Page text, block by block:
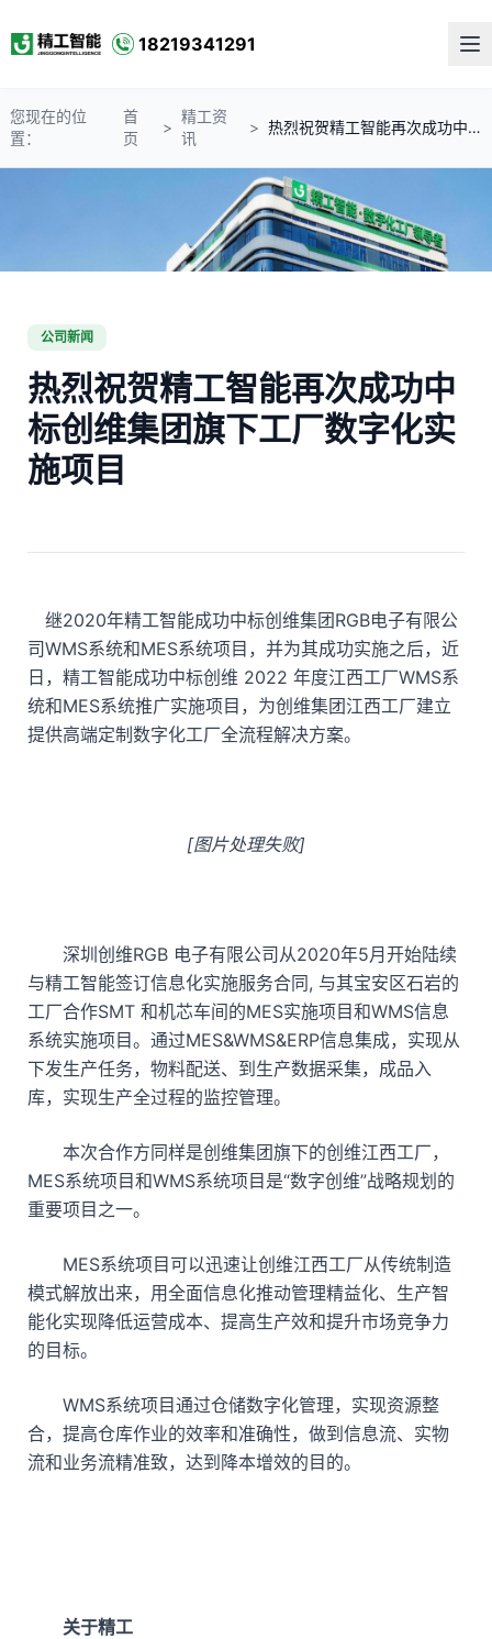
18219341291
您现在的位
置：
首
页
>
精工资
讯
> 热烈祝贺精工智能再次成功中标创维集团旗下工厂数字化实施项目
公司新闻
热烈祝贺精工智能再次成功中
标创维集团旗下工厂数字化实
施项目
继2020年精工智能成功中标创维集团RGB电子有限公
司WMS系统和MES系统项目，并为其成功实施之后，近
日，精工智能成功中标创维 2022 年度江西工厂WMS系
统和MES系统推广实施项目，为创维集团江西工厂建立
提供高端定制数字化工厂全流程解决方案。
[图片处理失败]
深圳创维RGB 电子有限公司从2020年5月开始陆续
与精工智能签订信息化实施服务合同, 与其宝安区石岩的
工厂合作SMT 和机芯车间的MES实施项目和WMS信息
系统实施项目。通过MES&WMS&ERP信息集成，实现从
下发生产任务，物料配送、到生产数据采集，成品入
库，实现生产全过程的监控管理。
本次合作方同样是创维集团旗下的创维江西工厂，
MES系统项目和WMS系统项目是“数字创维”战略规划的
重要项目之一。
MES系统项目可以迅速让创维江西工厂从传统制造
模式解放出来，用全面信息化推动管理精益化、生产智
能化实现降低运营成本、提高生产效和提升市场竞争力
的目标。
WMS系统项目通过仓储数字化管理，实现资源整
合，提高仓库作业的效率和准确性，做到信息流、实物
流和业务流精准致，达到降本增效的目的。
关于精工